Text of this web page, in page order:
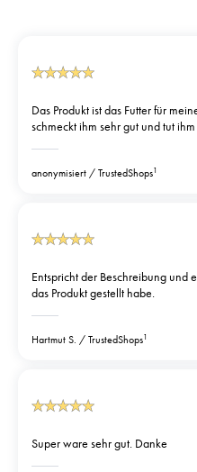
Das Produkt ist das Futter für
schmeckt ihm sehr gut und tut
anonymisiert TrustedShops1
Entspricht der Beschreibung und
das Produkt gestellt habe.
Hartmut S. TrustedShops1
Super ware sehr gut. Danke